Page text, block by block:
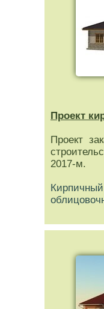
Проект
Проект
2017-м.